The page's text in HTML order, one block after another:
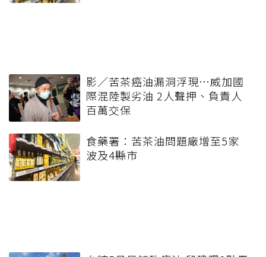
影／苦茶癌油漏洞浮現…威加國
際混陸製劣油 2人聲押、負責人
百萬交保
食藥署：苦茶油問題廠增至5家
波及4縣市